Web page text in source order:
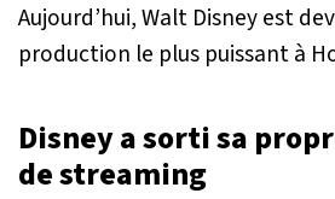
Aujourd’hui, Walt Disney est
production le plus puissant à
Disney a sorti sa
de streaming